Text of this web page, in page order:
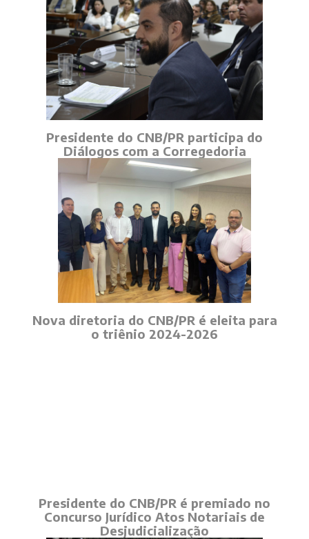
Presidente do CNB/PR participa do
Diálogos com a Corregedoria
Nova diretoria do CNB/PR é eleita para
o triênio 2024-2026
Presidente do CNB/PR é premiado no
Concurso Jurídico Atos Notariais de
Desjudicialização